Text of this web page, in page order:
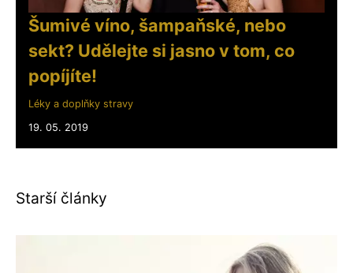
Šumivé víno, šampaňské, nebo
sekt? Udělejte si jasno v tom, co
popíjíte!
Léky a doplňky stravy
19. 05. 2019
Starší články